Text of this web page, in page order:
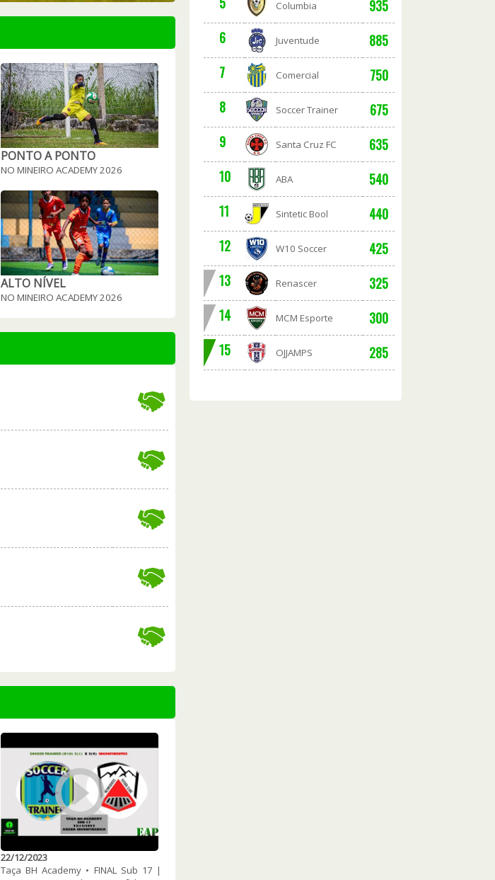
PONTO A PONTO
NO MINEIRO ACADEMY 2026
ALTO NÍVEL
NO MINEIRO ACADEMY 2026
22/12/2023
Taça BH Academy • FINAL Sub 17 |